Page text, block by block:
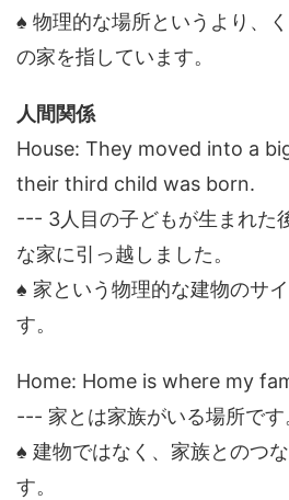
♠ 物理的な場所というより、
の家を指しています。
人間関係
House: They moved into a
their third child was born.
--- 3人目の子どもが生まれた
な家に引っ越しました。
♠ 家という物理的な建物のサ
す。
Home: Home is where my
--- 家とは家族がいる場所です
♠ 建物ではなく、家族とのつ
す。